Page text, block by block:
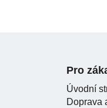
Pro
Úvodní
Doprava